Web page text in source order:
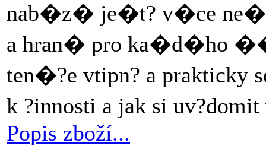
nab�z� je�t? v�ce ne�
a hran� pro ka�d�ho
ten�?e vtipn? a prakticky
k ?innosti a jak si
Popis zboží...